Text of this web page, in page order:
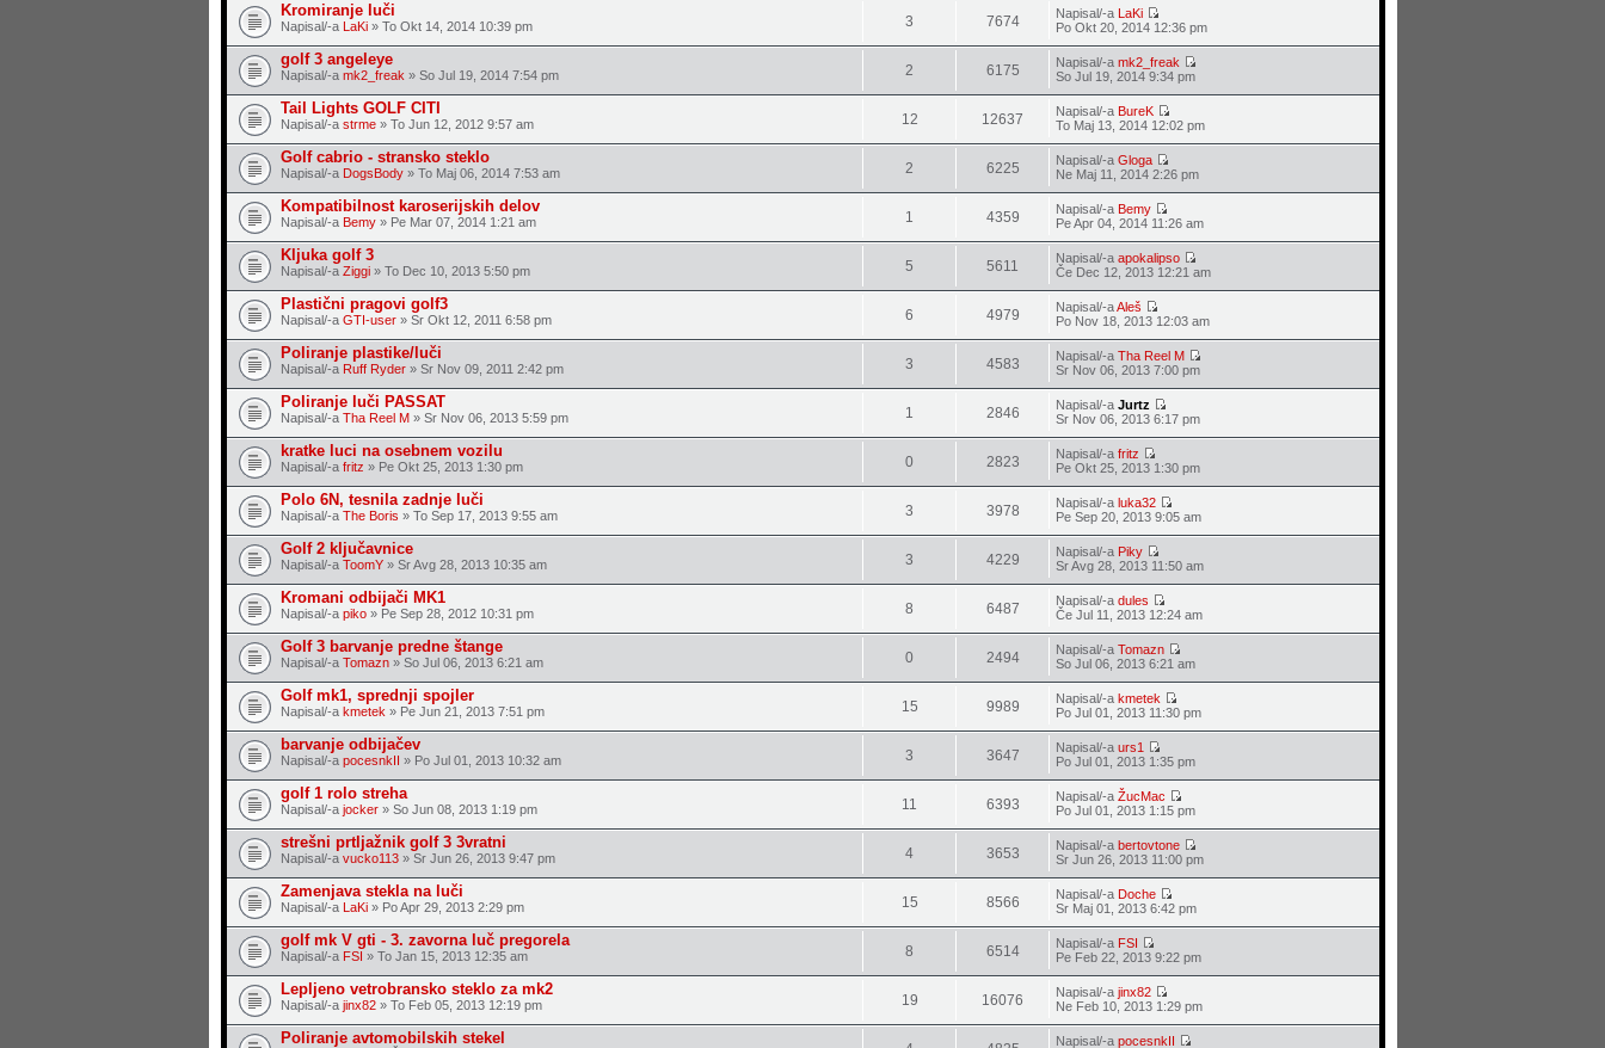
Kromiranje luči
Napisal/-a LaKi» To Okt 14, 2014 10:39 pm 3 7674 Napisal/-a LaKi
Po Okt 20, 2014 12:36 pm
golf 3 angeleye
Napisal/-a mk2_freak » So Jul 19, 2014 7:54 pm 2 6175 Napisal/-amk2_freak
So Jul 19, 2014 9:34 pm
Tail Lights GOLF CITI
Napisal/-a strme» To Jun 12, 2012 9:57 am 12 12637 Napisal/-a BureK
To Maj 13, 2014 12:02 pm
Golf cabrio - stransko steklo
Napisal/-a DogsBody» To Maj 06, 2014 7:53 am 2 6225 Napisal/-aGloga
Ne Maj 11, 2014 2:26 pm
Kompatibilnost karoserijskih delov
Napisal/-a Bemy» Pe Mar 07, 2014 1:21 am 1 4359 Napisal/-a Bemy
Pe Apr 04, 2014 11:26 am
Kljuka golf 3
Napisal/-a Ziggi» To Dec 10, 2013 5:50 pm 5 5611 Napisal/-aapokalipso
Če Dec 12, 2013 12:21 am
Plastični pragovi golf3
Napisal/-a GTI-user» Sr Okt 12, 2011 6:58 pm 6 4979 Napisal/-aAleš
Po Nov 18, 2013 12:03 am
Poliranje plastike/luči
Napisal/-a Ruff Ryder» Sr Nov 09, 2011 2:42 pm 3 4583 Napisal/-aTha Reel M
Sr Nov 06, 2013 7:00 pm
Poliranje luči PASSAT
Napisal/-a Tha Reel M» Sr Nov 06, 2013 5:59 pm 1 2846 Napisal/-aJurtz
Sr Nov 06, 2013 6:17 pm
kratke luci na osebnem vozilu
Napisal/-a fritz » Pe Okt 25, 2013 1:30 pm 0 2823 Napisal/-afritz
Pe Okt 25, 2013 1:30 pm
Polo 6N, tesnila zadnje luči
Napisal/-a The Boris » To Sep 17, 2013 9:55 am 3 3978 Napisal/-aluka32
Pe Sep 20, 2013 9:05 am
Golf 2 ključavnice
Napisal/-a ToomY» Sr Avg 28, 2013 10:35 am 3 4229 Napisal/-a Piky
Sr Avg 28, 2013 11:50 am
Kromani odbijači MK1
Napisal/-a piko» Pe Sep 28, 2012 10:31 pm 8 6487 Napisal/-adules
Če Jul 11, 2013 12:24 am
Golf 3 barvanje predne štange
Napisal/-a Tomazn» So Jul 06, 2013 6:21 am 0 2494 Napisal/-aTomazn
So Jul 06, 2013 6:21 am
Golf mk1, sprednji spojler
Napisal/-a kmetek » Pe Jun 21, 2013 7:51 pm 15 9989 Napisal/-akmetek
Po Jul 01, 2013 11:30 pm
barvanje odbijačev
Napisal/-a pocesnkII » Po Jul 01, 2013 10:32 am 3 3647 Napisal/-aurs1
Po Jul 01, 2013 1:35 pm
golf 1 rolo streha
Napisal/-a jocker» So Jun 08, 2013 1:19 pm 11 6393 Napisal/-aŽucMac
Po Jul 01, 2013 1:15 pm
strešni prtljažnik golf 3 3vratni
Napisal/-a vucko113» Sr Jun 26, 2013 9:47 pm 4 3653 Napisal/-abertovtone
Sr Jun 26, 2013 11:00 pm
Zamenjava stekla na luči
Napisal/-a LaKi» Po Apr 29, 2013 2:29 pm 15 8566 Napisal/-a Doche
Sr Maj 01, 2013 6:42 pm
golf mk V gti - 3. zavorna luč pregorela
Napisal/-a FSI » To Jan 15, 2013 12:35 am 8 6514 Napisal/-a FSI
Pe Feb 22, 2013 9:22 pm
Lepljeno vetrobransko steklo za mk2
Napisal/-a jinx82» To Feb 05, 2013 12:19 pm 19 16076 Napisal/-ajinx82
Ne Feb 10, 2013 1:29 pm
Poliranje avtomobilskih stekel Napisal/-apocesnkII